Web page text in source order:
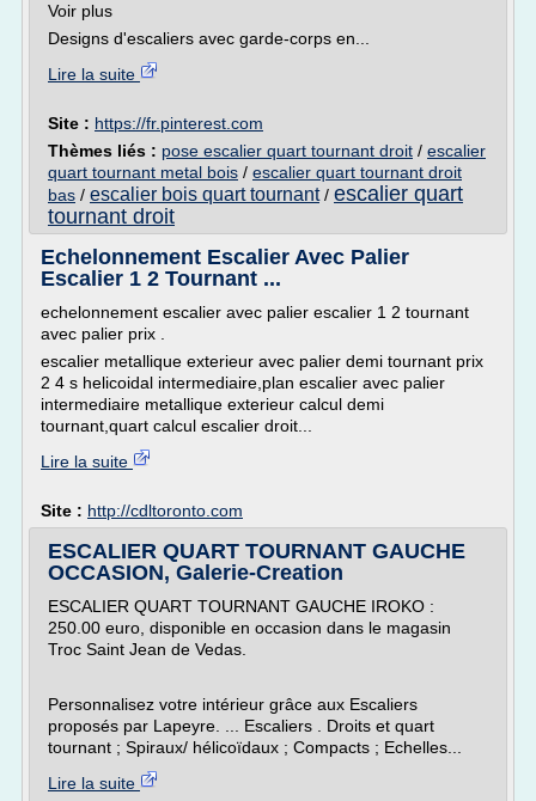
Voir plus
Designs d'escaliers avec garde-corps en...
Lire la suite
Site : https://fr.pinterest.com
Thèmes liés : pose escalier quart tournant droit / escalier
quart tournant metal bois / escalier quart tournant droit
bas / escalier bois quart tournant/ escalier quart
tournant droit
Echelonnement Escalier Avec Palier
Escalier 1 2 Tournant ...
echelonnement escalier avec palier escalier 1 2 tournant
avec palier prix .
escalier metallique exterieur avec palier demi tournant prix
2 4 s helicoidal intermediaire,plan escalier avec palier
intermediaire metallique exterieur calcul demi
tournant,quart calcul escalier droit...
Lire la suite
Site : http://cdltoronto.com
ESCALIER QUART TOURNANT GAUCHE
OCCASION, Galerie-Creation
ESCALIER QUART TOURNANT GAUCHE IROKO :
250.00 euro, disponible en occasion dans le magasin
Troc Saint Jean de Vedas.
Personnalisez votre intérieur grâce aux Escaliers
proposés par Lapeyre. ... Escaliers . Droits et quart
tournant ; Spiraux/ hélicoïdaux ; Compacts ; Echelles...
Lire la suite